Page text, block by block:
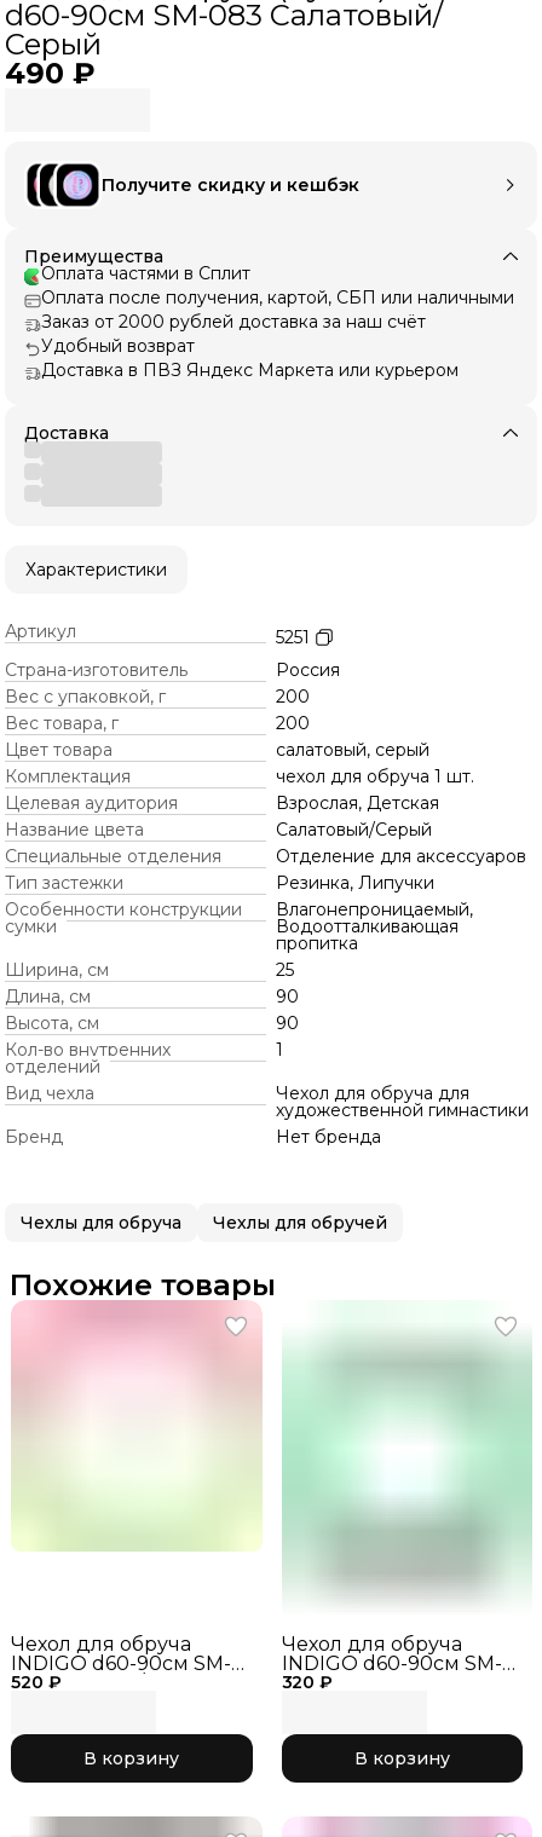
d60-90см SM-083 Салатовый/
Серый
490 ₽
Получите скидку и кешбэк
Преимущества
Оплата частями в Сплит
Оплата после получения, картой, СБП или наличными
Заказ от 2000 рублей доставка за наш счёт
Удобный возврат
Доставка в ПВЗ Яндекс Маркета или курьером
Доставка
Характеристики
Артикул
5251
Страна-изготовитель
Россия
Вес с упаковкой, г
200
Вес товара, г
200
Цвет товара
салатовый, серый
Комплектация
чехол для обруча 1 шт.
Целевая аудитория
Взрослая, Детская
Название цвета
Салатовый/Серый
Специальные отделения
Отделение для аксессуаров
Тип застежки
Резинка, Липучки
Особенности конструкции
сумки
Влагонепроницаемый,
Водоотталкивающая
пропитка
Ширина, см
25
Длина, см
90
Высота, см
90
Кол-во внутренних
отделений
1
Вид чехла
Чехол для обруча для
художественной гимнастики
Бренд
Нет бренда
Чехлы для обруча Чехлы для обручей
Похожие товары
520 ₽
Чехол для обруча
INDIGO d60-90см SM-
084 Жёлтый/Розовый
В корзину
320 ₽
Чехол для обруча
INDIGO d60-90см SM-
084 зеленый
В корзину